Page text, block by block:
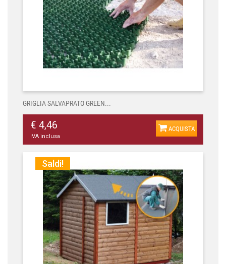
GRIGLIA SALVAPRATO GREEN...
€ 4,46
IVA inclusa
ACQUISTA
Saldi!